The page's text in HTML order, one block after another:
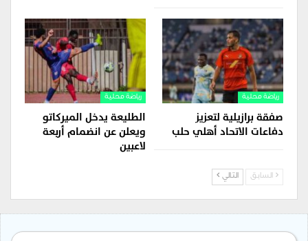
رياضة محلية
صفقة برازيلية لتعزيز
دفاعات الاتحاد أهلي حلب
رياضة محلية
الطليعة يدخل الميركاتو
ويعلن عن انضمام أربعة
لاعبين
السابق التالي